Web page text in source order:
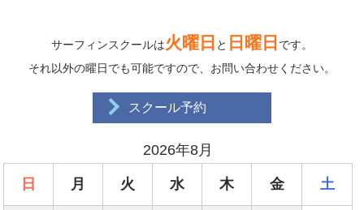
サーフィンスクールは 火曜日 と 日曜日 です。
それ以外の曜日でも可能ですので、お問い合わせください。
スクール予約
2026年8月
日 月 火 水 木 金 土